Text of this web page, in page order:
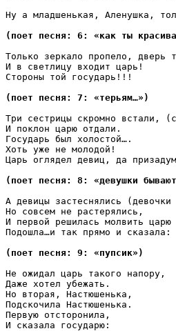
Ну а младшенькая, Аленушка,
(поет песня: 6: «как ты
Только зеркало пропело, дверь
И в светлицу входит царь!
Стороны той государь!!!
(поет песня: 7: «терьям…»)
Три сестрицы скромно встали,
И поклон царю отдали.
Государь был холостой….
Хоть уже не молодой!
Царь оглядел девиц, да
(поет песня: 8: «девушки
А девицы застеснялись
Но совсем не растерялись,
И первой решилась молвить
Подошла…и так прямо и сказала:
(поет песня: 9: «пупсик»)
Не ожидал царь такого напору,
Даже хотел убежать.
Но вторая, Настюшенька,
Подскочила Настюшенька.
Первую отсторонила,
И сказала государю: